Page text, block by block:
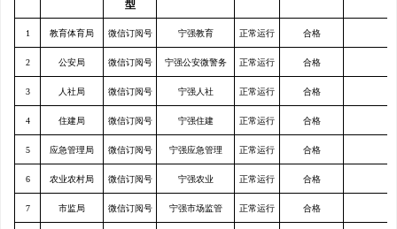
型
1 教育体育局 微信订阅号 宁强教育 正常运行 合格
2 公安局 微信订阅号 宁强公安微警务 正常运行 合格
3 人社局 微信订阅号 宁强人社 正常运行 合格
4 住建局 微信订阅号 宁强住建 正常运行 合格
5 应急管理局 微信订阅号 宁强应急管理 正常运行 合格
6 农业农村局 微信订阅号 宁强农业 正常运行 合格
7 市监局 微信订阅号 宁强市场监管 正常运行 合格